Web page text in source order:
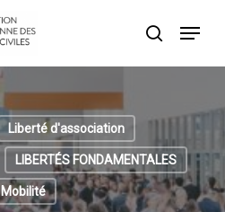
recherche
Menu
Liberté d'association
LIBERTÉS FONDAMENTALES
Mobilité